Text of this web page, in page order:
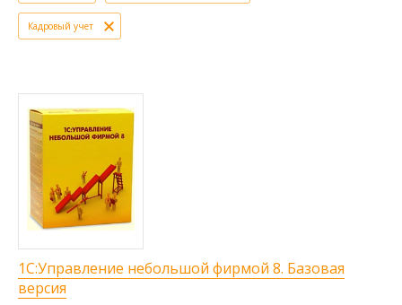
Кадровый учет
1С:Управление небольшой фирмой 8. Базовая
версия